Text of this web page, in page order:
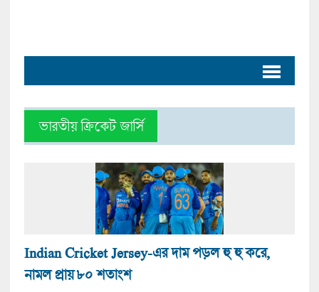
ভারতীয় ক্রিকেট জার্সি
Indian Cricket Jersey-এর দাম পড়ল হু হু করে,
নামল প্রায় ৮০ শতাংশ